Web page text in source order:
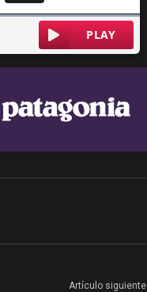
Artículo siguiente